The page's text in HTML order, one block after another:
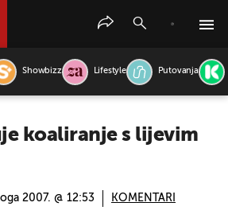
Showbizz Lifestyle Putovanja
koaliranje s lijevim
2007. @ 12:53 KOMENTARI